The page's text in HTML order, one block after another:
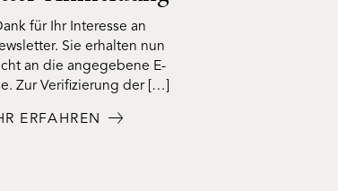
für Ihr Interesse an
Sie erhalten nun
an die angegebene E-
Zur Verifizierung der […]
ERFAHREN